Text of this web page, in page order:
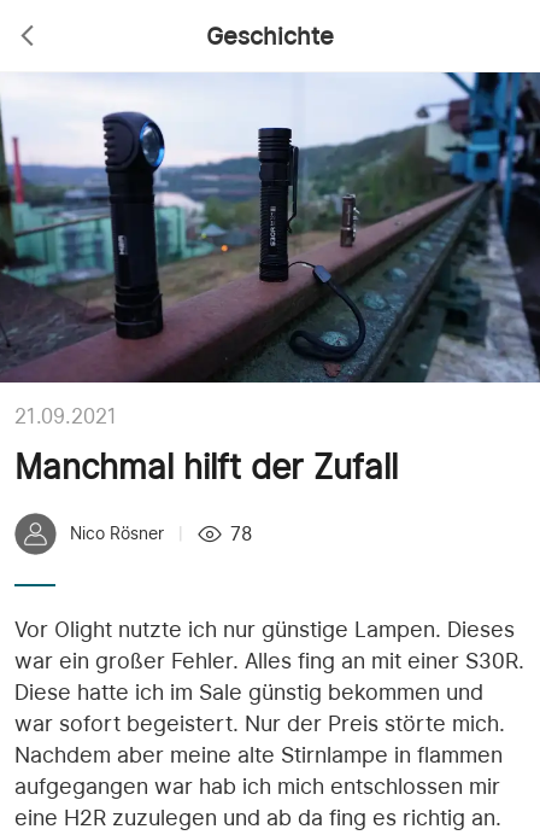
Geschichte
21.09.2021
Manchmal hilft der Zufall
Nico Rösner 78
Vor Olight nutzte ich nur günstige Lampen. Dieses
war ein großer Fehler. Alles fing an mit einer S30R.
Diese hatte ich im Sale günstig bekommen und
war sofort begeistert. Nur der Preis störte mich.
Nachdem aber meine alte Stirnlampe in flammen
aufgegangen war hab ich mich entschlossen mir
eine H2R zuzulegen und ab da fing es richtig an.